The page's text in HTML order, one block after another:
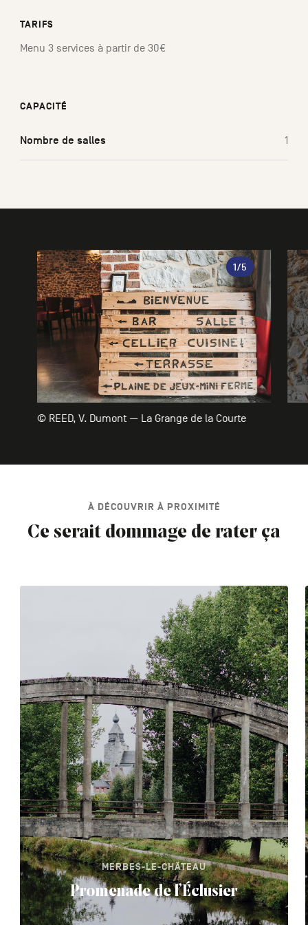
TARIFS
Menu 3 services à partir de 30€
CAPACITÉ
Nombre de salles 1
Galerie
© REED, V. Dumont — La Grange de la Courte
1/5
À DÉCOUVRIR À PROXIMITÉ
Ce serait dommage de rater ça
MERBES-LE-CHÂTEAU
Promenade de l’Éclusier